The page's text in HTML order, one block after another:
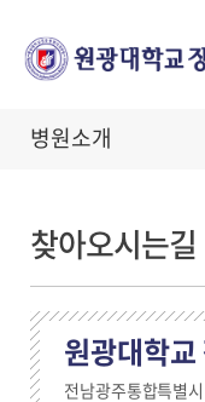
병원소개
찾아오시는길
원광대학교
전남광주통합특별